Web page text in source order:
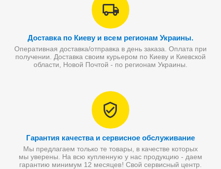
Доставка по Киеву и всем регионам Украины.
Оперативная доставка/отправка в день заказа. Оплата при
получении. Доставка своим курьером по Киеву и Киевской
области, Новой Почтой - по регионам Украины.
Гарантия качества и сервисное обслуживание
Мы предлагаем только те товары, в качестве которых
мы уверены. На всю купленную у нас продукцию - даем
гарантию минимум 12 месяцев! Свой сервисный центр.